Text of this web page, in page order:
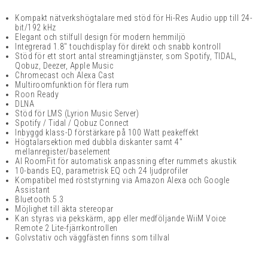
Kompakt nätverkshögtalare med stöd för Hi-Res Audio upp till 24-
bit/192 kHz
Elegant och stilfull design för modern hemmiljö
Integrerad 1.8" touchdisplay för direkt och snabb kontroll
Stöd för ett stort antal streamingtjänster, som Spotify, TIDAL,
Qobuz, Deezer, Apple Music
Chromecast och Alexa Cast
Multiroomfunktion för flera rum
Roon Ready
DLNA
Stöd för LMS (Lyrion Music Server)
Spotify / Tidal / Qobuz Connect
Inbyggd klass-D förstärkare på 100 Watt peakeffekt
Högtalarsektion med dubbla diskanter samt 4"
mellanregister/baselement
AI RoomFit för automatisk anpassning efter rummets akustik
10-bands EQ, parametrisk EQ och 24 ljudprofiler
Kompatibel med röststyrning via Amazon Alexa och Google
Assistant
Bluetooth 5.3
Möjlighet till äkta stereopar
Kan styras via pekskärm, app eller medföljande WiiM Voice
Remote 2 Lite-fjärrkontrollen
Golvstativ och väggfästen finns som tillval